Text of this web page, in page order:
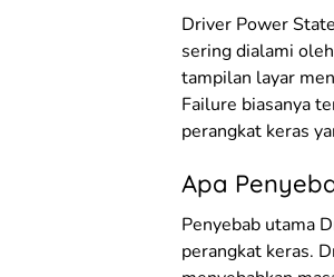
Driver Power
sering dialami
tampilan layar
Failure biasanya
perangkat keras
Apa
Penyebab utama
perangkat keras.